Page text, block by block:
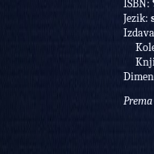
ISBN:
Jezik: